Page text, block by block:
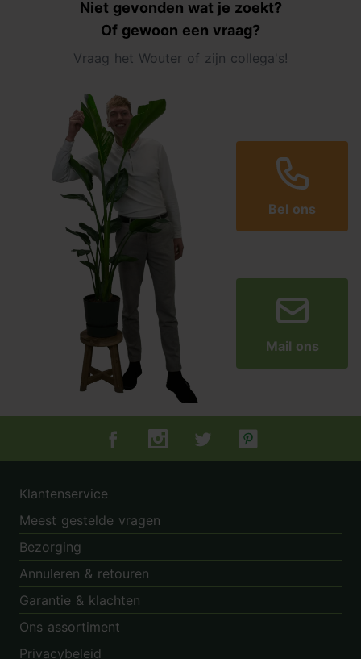
Niet gevonden wat je zoekt?
Of gewoon een vraag?
Vraag het Wouter of zijn collega's!
Bel ons
Mail ons
Tuincentrum.nl op Facebook
Tuincentrum.nl op Instagram
Tuincentrum.nl op Twitter
Tuincentrum.nl op
Klantenservice
Meest gestelde vragen
Bezorging
Annuleren & retouren
Garantie & klachten
Ons assortiment
Privacybeleid